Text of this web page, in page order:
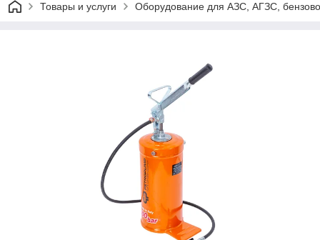
Товары и услуги Оборудование для АЗС, АГЗС,